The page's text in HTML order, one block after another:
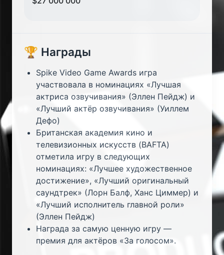
🏆 Награды
Spike Video Game Awards игра
участвовала в номинациях «Лучшая
актриса озвучивания» (Эллен Пейдж) и
«Лучший актёр озвучивания» (Уиллем
Дефо)
Британская академия кино и
телевизионных искусств (BAFTA)
отметила игру в следующих
номинациях: «Лучшее художественное
достижение», «Лучший оригинальный
саундтрек» (Лорн Балф, Ханс Циммер) и
«Лучший исполнитель главной роли»
(Эллен Пейдж)
Награда за самую ценную игру —
премия для актёров «За голосом».